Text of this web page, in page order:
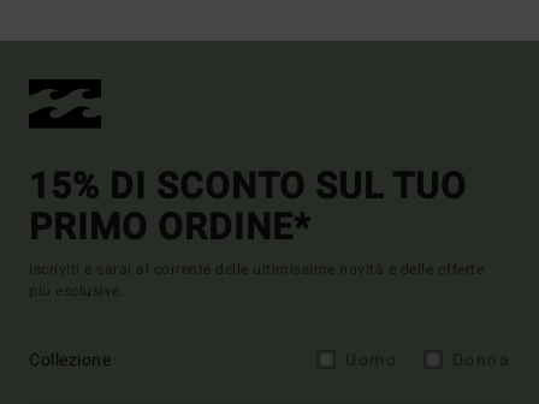
15% DI SCONTO SUL TUO
PRIMO ORDINE*
Iscriviti e sarai al corrente delle ultimissime novità e delle offerte
più esclusive.
Collezione